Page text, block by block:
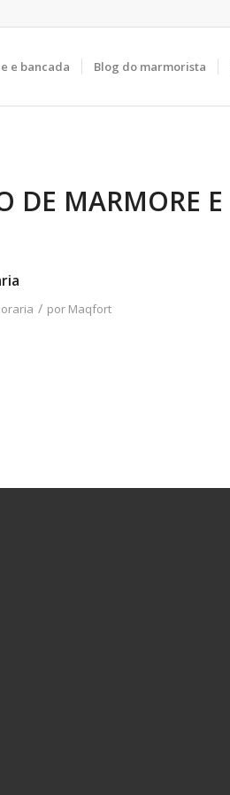
e bancada Blog do marmorista
DE MARMORE E
/ por Maqfort